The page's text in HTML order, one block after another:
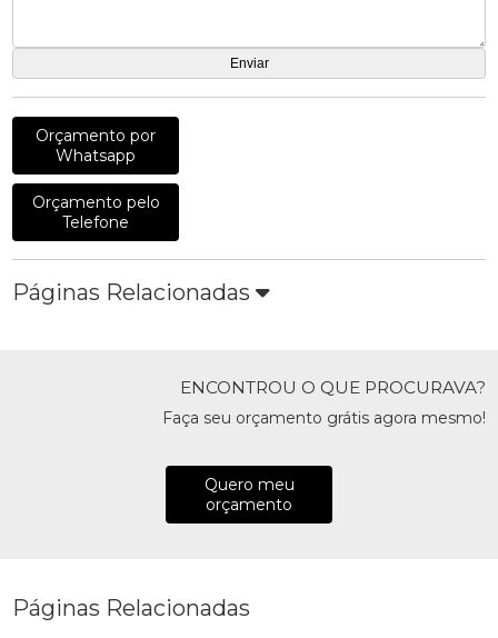
Orçamento por
Whatsapp
Orçamento pelo
Telefone
Páginas Relacionadas
ENCONTROU O QUE PROCURAVA?
Faça seu orçamento grátis agora mesmo!
Quero meu
orçamento
Páginas Relacionadas